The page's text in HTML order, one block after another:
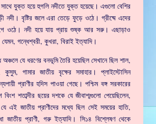
সাথে যুক্ত হয়ে হুগলি নদীতে যুক্ত হয়েছে। এগুলো বেশির
নদী। বৃষ্টির জলে এরা তেড়ে ফুড়ে ওঠে। গ্রীষ্মে এদের
ওঠে। নদী হয়ে যায় প্রায় শুষ্ক আর সরু। এছাড়াও
যেমন, গন্ধেশ্বরী, কুখরা, বিরাই ইত্যাদি।
যে ধরণের বনভূমি তৈরি হয়েছিল সেখানে ছিল শাল,
কুসুম, গামার জাতীয় বৃক্ষের সমাহার। প্লাইস্টোসিন
প্রাণীর হদিস পাওয়া গেছে। পশ্চিম বঙ্গ সরকারের
বিংশ শতাব্দীর ছয়ের দশকে যে জীবাশ্মগুলো পেয়েছিলেন,
এই জাতীয় প্রাণীদের মধ্যে ছিল সেই সময়ের হাতি,
জাতীয় প্রাণী, গরু ইত্যাদি। সি১৪ বিশ্লেষণ থেকে